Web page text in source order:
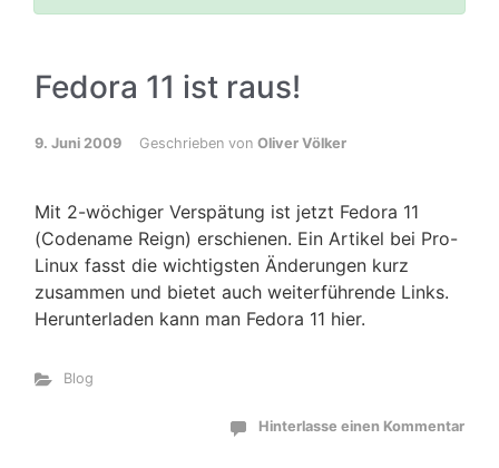
Fedora 11 ist raus!
9. Juni 2009 Geschrieben von Oliver Völker
Mit 2-wöchiger Verspätung ist jetzt Fedora 11
(Codename Reign) erschienen. Ein Artikel bei Pro-
Linux fasst die wichtigsten Änderungen kurz
zusammen und bietet auch weiterführende Links.
Herunterladen kann man Fedora 11 hier.
Blog
Hinterlasse einen Kommentar